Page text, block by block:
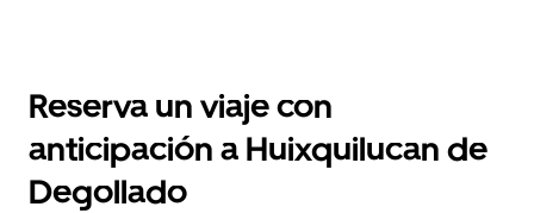
el
y
selecciona
una
Reserva un viaje con
anticipación a Huixquilucan de
Degollado